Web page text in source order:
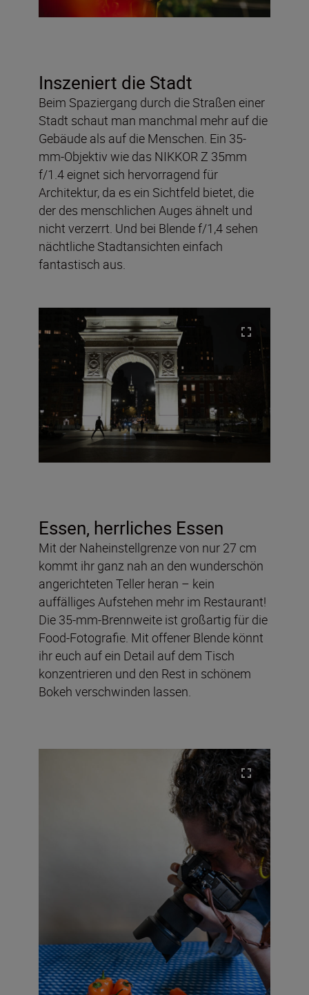
Inszeniert die Stadt
Beim Spaziergang durch die Straßen einer
Stadt schaut man manchmal mehr auf die
Gebäude als auf die Menschen. Ein 35-
mm-Objektiv wie das NIKKOR Z 35mm
f/1.4 eignet sich hervorragend für
Architektur, da es ein Sichtfeld bietet, die
der des menschlichen Auges ähnelt und
nicht verzerrt. Und bei Blende f/1,4 sehen
nächtliche Stadtansichten einfach
fantastisch aus.
Essen, herrliches Essen
Mit der Naheinstellgrenze von nur 27 cm
kommt ihr ganz nah an den wunderschön
angerichteten Teller heran – kein
auffälliges Aufstehen mehr im Restaurant!
Die 35-mm-Brennweite ist großartig für die
Food-Fotografie. Mit offener Blende könnt
ihr euch auf ein Detail auf dem Tisch
konzentrieren und den Rest in schönem
Bokeh verschwinden lassen.